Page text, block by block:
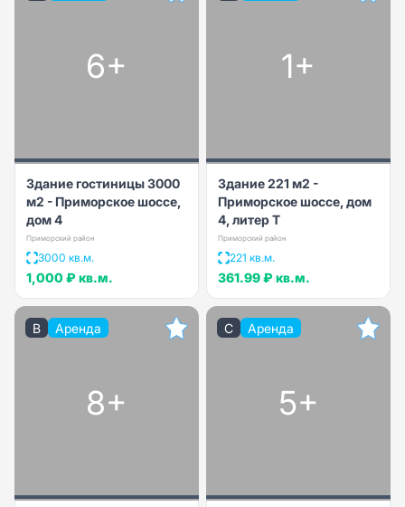
6+
Здание гостиницы 3000
м2 - Приморское шоссе,
дом 4
Приморский район
3000 кв.м.
1,000 ₽ кв.м.
1+
Здание 221 м2 -
Приморское шоссе, дом
4, литер Т
Приморский район
221 кв.м.
361.99 ₽ кв.м.
B Аренда
8+
C Аренда
5+